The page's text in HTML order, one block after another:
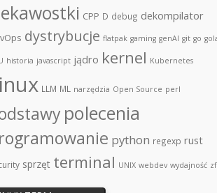
CPP D debug dekompilator
dystrybucje flatpak gaming genAI git go
historia javascript jądro kernel Kubernetes
LLM ML narzędzia Open Source perl
polecenia
python regexp rust
sprzęt terminal UNIX webdev wydajność